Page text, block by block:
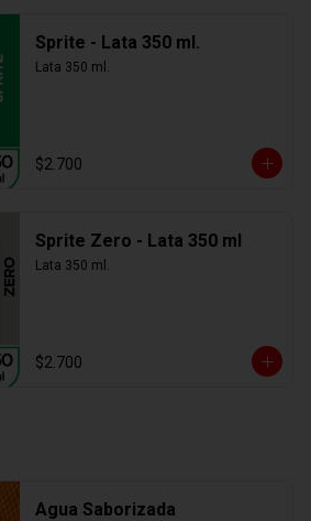
Sprite - Lata 350 ml.
Lata 350 ml.
$2.700
Sprite Zero - Lata 350 ml
Lata 350 ml.
$2.700
Agua Saborizada